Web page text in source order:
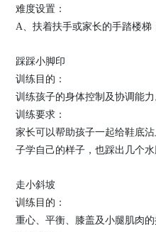
难度设置：
A、扶着扶手或家长的手踏楼梯
踩踩小脚印
训练目的：
训练孩子的身体控制及协调能力
训练要求：
家长可以帮助孩子一起给鞋底
子学自己的样子，也踩出几个
走小斜坡
训练目的：
重心、平衡、膝盖及小腿肌肉的